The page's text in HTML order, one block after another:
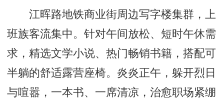
江晖路地铁商业街周边写字楼集群，上
班族客流集中。针对午间放松、短时午休需
求，精选文学小说、热门畅销书籍，搭配可
半躺的舒适露营座椅。炎炎正午，躲开烈日
与喧嚣，一本书、一席清凉，治愈职场紧绷